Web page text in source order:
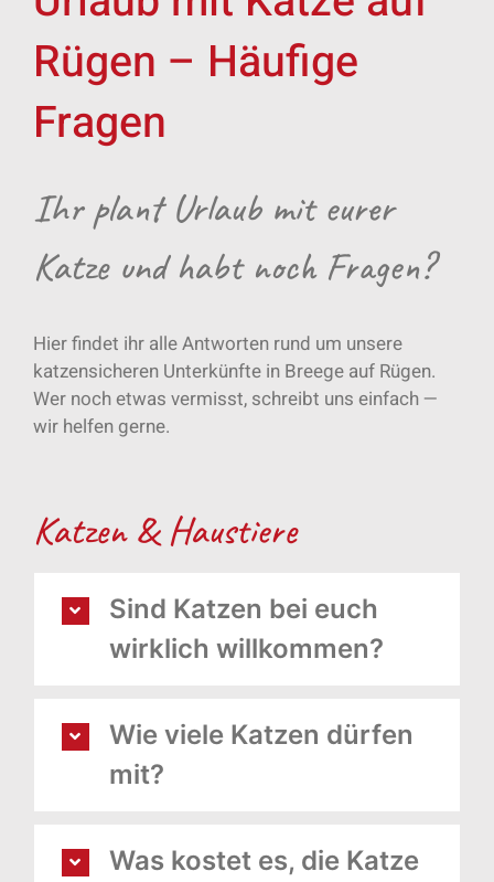
Rügen – Häufige
Fragen
Ihr plant Urlaub mit eurer
Katze und habt noch Fragen?
Hier findet ihr alle Antworten rund um unsere
katzensicheren Unterkünfte in Breege auf Rügen.
Wer noch etwas vermisst, schreibt uns einfach —
wir helfen gerne.
Katzen & Haustiere
Sind Katzen bei euch
wirklich willkommen?
Wie viele Katzen dürfen
mit?
Was kostet es, die Katze